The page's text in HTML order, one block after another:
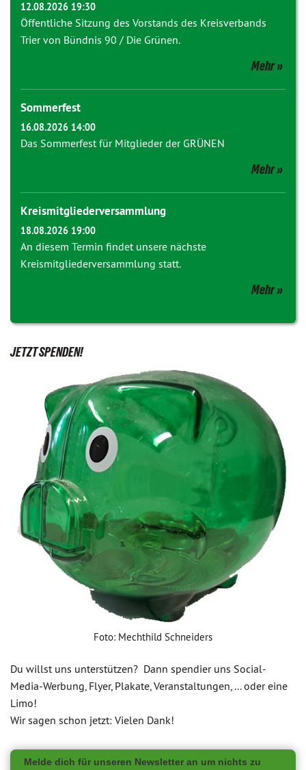
12.08.2026 19:30
Öffentliche Sitzung des Vorstands des Kreisverbands
Trier von Bündnis 90 / Die Grünen.
Mehr
Sommerfest
16.08.2026 14:00
Das Sommerfest für Mitglieder der GRÜNEN
Mehr
Kreismitgliederversammlung
18.08.2026 19:00
An diesem Termin findet unsere nächste
Kreismitgliederversammlung statt.
Mehr
JETZT SPENDEN!
Foto: Mechthild Schneiders
Du willst uns unterstützen? Dann spendier uns Social-
Media-Werbung, Flyer, Plakate, Veranstaltungen, ... oder eine
Limo!
Wir sagen schon jetzt: Vielen Dank!
Melde dich für unseren Newsletter an um nichts zu